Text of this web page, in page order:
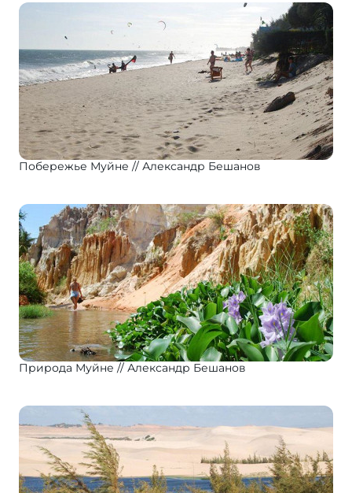
Побережье Муйне Александр Бешанов
Природа Муйне Александр Бешанов